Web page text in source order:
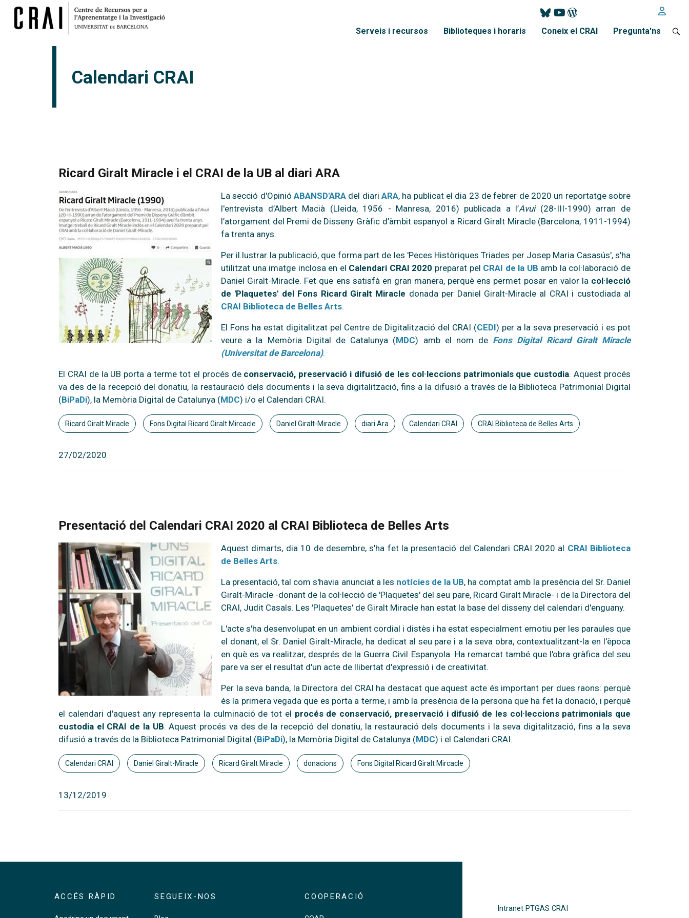
Menú principal
Serveis i recursos Biblioteques i horaris Coneix el CRAI Pregunta'ns
Calendari CRAI
Ricard Giralt Miracle i el CRAI de la UB al diari ARA
La secció d'Opinió ABANSD'ARA del diari ARA, ha publicat el dia 23 de febrer de 2020 un reportatge sobre
l'entrevista d’Albert Macià (Lleida, 1956 - Manresa, 2016) publicada a l’Avui (28-III-1990) arran de
l’atorgament del Premi de Disseny Gràfic d’àmbit espanyol a Ricard Giralt Miracle (Barcelona, 1911-1994)
fa trenta anys.
Per il.lustrar la publicació, que forma part de les 'Peces Històriques Triades per Josep Maria Casasús', s'ha
utilitzat una imatge inclosa en el Calendari CRAI 2020 preparat pel CRAI de la UB amb la col·laboració de
Daniel Giralt-Miracle. Fet que ens satisfà en gran manera, perquè ens permet posar en valor la col·lecció
de 'Plaquetes' del Fons Ricard Giralt Miracle donada per Daniel Giralt-Miracle al CRAI i custodiada al
CRAI Biblioteca de Belles Arts.
El Fons ha estat digitalitzat pel Centre de Digitalització del CRAI (CEDI) per a la seva preservació i es pot
veure a la Memòria Digital de Catalunya (MDC) amb el nom de Fons Digital Ricard Giralt Miracle
(Universitat de Barcelona).
El CRAI de la UB porta a terme tot el procés de conservació, preservació i difusió de les col·leccions patrimonials que custodia. Aquest procés
va des de la recepció del donatiu, la restauració dels documents i la seva digitalització, fins a la difusió a través de la Biblioteca Patrimonial Digital
(BiPaDi), la Memòria Digital de Catalunya (MDC) i/o el Calendari CRAI.
Ricard Giralt Miracle Fons Digital Ricard Giralt Mircacle Daniel Giralt-Miracle diari Ara Calendari CRAI CRAI Biblioteca de Belles Arts
27/02/2020
Presentació del Calendari CRAI 2020 al CRAI Biblioteca de Belles Arts
Aquest dimarts, dia 10 de desembre, s'ha fet la presentació del Calendari CRAI 2020 al CRAI Biblioteca
de Belles Arts.
La presentació, tal com s'havia anunciat a les notícies de la UB, ha comptat amb la presència del Sr. Daniel
Giralt-Miracle -donant de la col·lecció de 'Plaquetes' del seu pare, Ricard Giralt Miracle- i de la Directora del
CRAI, Judit Casals. Les 'Plaquetes' de Giralt Miracle han estat la base del disseny del calendari d'enguany.
L'acte s'ha desenvolupat en un ambient cordial i distès i ha estat especialment emotiu per les paraules que
el donant, el Sr. Daniel Giralt-Miracle, ha dedicat al seu pare i a la seva obra, contextualitzant-la en l'època
en què es va realitzar, després de la Guerra Civil Espanyola. Ha remarcat també que l'obra gràfica del seu
pare va ser el resultat d'un acte de llibertat d'expressió i de creativitat.
Per la seva banda, la Directora del CRAI ha destacat que aquest acte és important per dues raons: perquè
és la primera vegada que es porta a terme, i amb la presència de la persona que ha fet la donació, i perquè
el calendari d'aquest any representa la culminació de tot el procés de conservació, preservació i difusió de les col·leccions patrimonials que
custodia el CRAI de la UB. Aquest procés va des de la recepció del donatiu, la restauració dels documents i la seva digitalització, fins a la seva
difusió a través de la Biblioteca Patrimonial Digital (BiPaDi), la Memòria Digital de Catalunya (MDC) i el Calendari CRAI.
Calendari CRAI Daniel Giralt-Miracle Ricard Giralt Miracle donacions Fons Digital Ricard Giralt Mircacle
13/12/2019
ACCÉS RÀPID SEGUEIX-NOS COOPERACIÓ
Intranet PTGAS CRAI